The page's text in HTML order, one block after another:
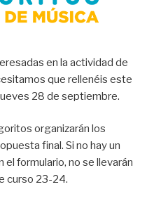
en la actividad de
que rellenéis este
28 de septiembre.
organizarán los
final. Si no hay un
el formulario, no se llevarán
curso 23-24.